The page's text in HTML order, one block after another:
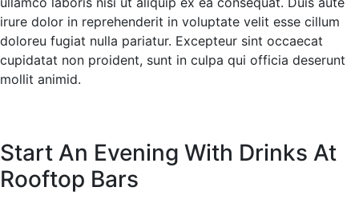
irure dolor in reprehenderit in voluptate velit esse cillum
doloreu fugiat nulla pariatur. Excepteur sint occaecat
cupidatat non proident, sunt in culpa qui officia deserunt
mollit animid.
Start An Evening With Drinks At
Rooftop Bars